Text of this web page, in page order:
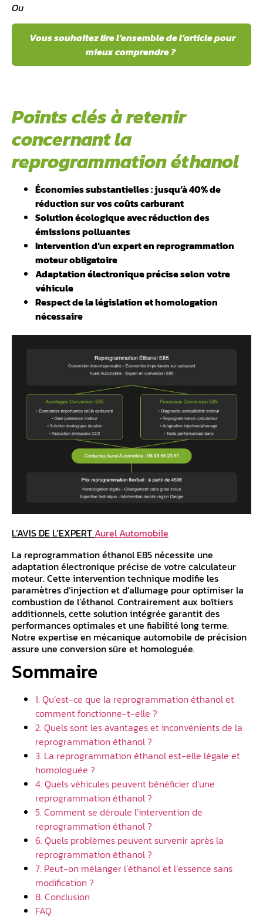
Ou
Vous souhaitez lire l’ensemble de l’article pour
mieux comprendre ?
Points clés à retenir
concernant la
reprogrammation éthanol
Économies substantielles : jusqu’à 40% de
réduction sur vos coûts carburant
Solution écologique avec réduction des
émissions polluantes
Intervention d’un expert en reprogrammation
moteur obligatoire
Adaptation électronique précise selon votre
véhicule
Respect de la législation et homologation
nécessaire
L’AVIS DE L’EXPERTAurel Automobile
La reprogrammation éthanol E85 nécessite une
adaptation électronique précise de votre calculateur
moteur. Cette intervention technique modifie les
paramètres d’injection et d’allumage pour optimiser la
combustion de l’éthanol. Contrairement aux boîtiers
additionnels, cette solution intégrée garantit des
performances optimales et une fiabilité long terme.
Notre expertise en mécanique automobile de précision
assure une conversion sûre et homologuée.
Sommaire
1. Qu’est-ce que la reprogrammation éthanol et
comment fonctionne-t-elle ?
2. Quels sont les avantages et inconvénients de la
reprogrammation éthanol ?
3. La reprogrammation éthanol est-elle légale et
homologuée ?
4. Quels véhicules peuvent bénéficier d’une
reprogrammation éthanol ?
5. Comment se déroule l’intervention de
reprogrammation éthanol ?
6. Quels problèmes peuvent survenir après la
reprogrammation éthanol ?
7. Peut-on mélanger l’éthanol et l’essence sans
modification ?
8. Conclusion
FAQ